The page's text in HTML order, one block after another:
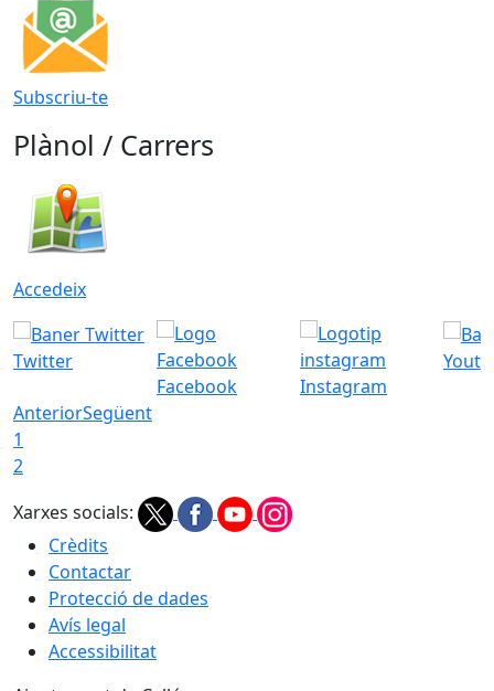
Subscriu-te
Plànol / Carrers
Accedeix
Twitter
Facebook
Instagram
AnteriorSegüent
1
2
Xarxes socials:
Crèdits
Contactar
Protecció de dades
Avís legal
Accessibilitat